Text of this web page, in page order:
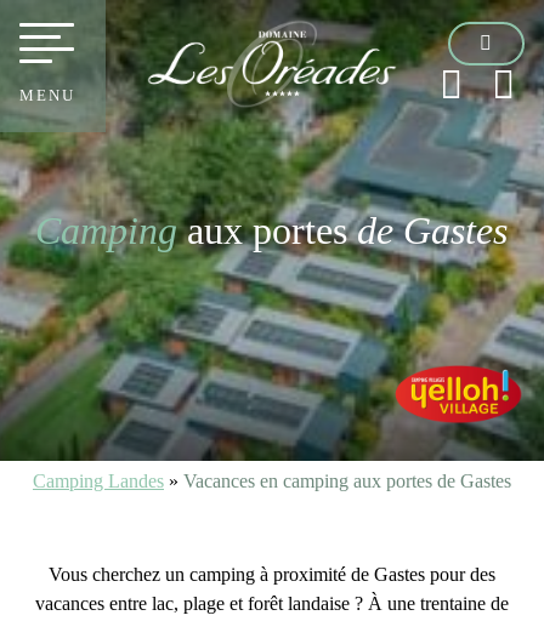
MENU
Campingaux portesde Gastes
Camping Landes » Vacances en camping aux portes de Gastes
Vous cherchez un camping à proximité de Gastes pour des
vacances entre lac, plage et forêt landaise ? À une trentaine de